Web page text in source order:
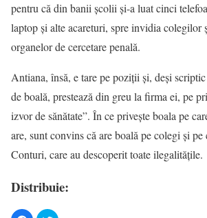
pentru că din banii şcolii şi-a luat cinci
laptop şi alte acareturi, spre invidia colegilor
organelor de cercetare penală.
Antiana, însă, e tare pe poziţii şi, deşi
de boală, prestează din greu la firma ei, pe
izvor de sănătate”. În ce priveşte boala pe
are, sunt convins că are boală pe colegi şi
Conturi, care au descoperit toate ilegalităţile.
Distribuie: